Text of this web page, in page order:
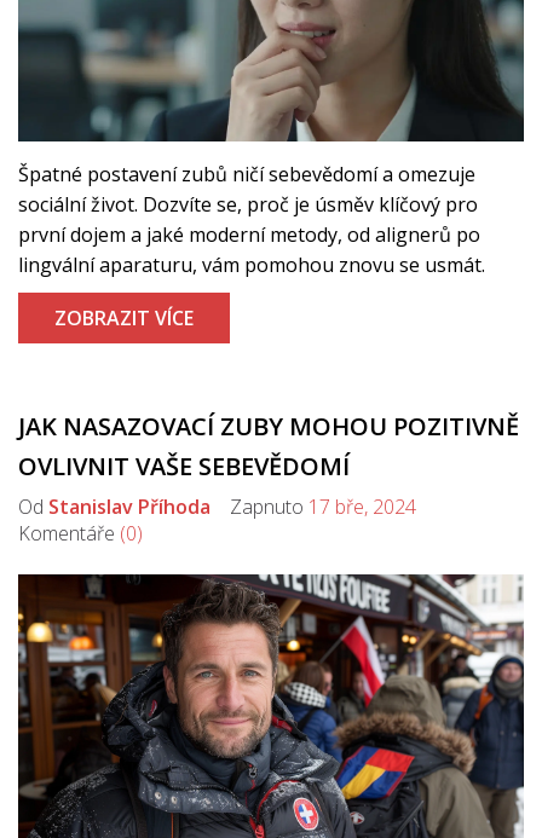
Špatné postavení zubů ničí sebevědomí a omezuje
sociální život. Dozvíte se, proč je úsměv klíčový pro
první dojem a jaké moderní metody, od alignerů po
lingvální aparaturu, vám pomohou znovu se usmát.
ZOBRAZIT VÍCE
JAK NASAZOVACÍ ZUBY MOHOU POZITIVNĚ
OVLIVNIT VAŠE SEBEVĚDOMÍ
Od Stanislav Příhoda Zapnuto 17 bře, 2024
Komentáře (0)